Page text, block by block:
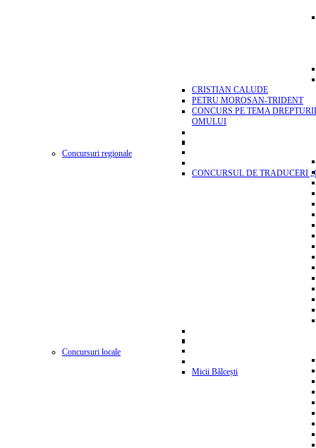
CRISTIAN CALUDE
PETRU MOROSAN-TRIDENT
CONCURS PE TEMA
OMULUI
Concursuri regionale
CONCURSUL DE TRADUCERI
Concursuri locale
Micii Bălcești